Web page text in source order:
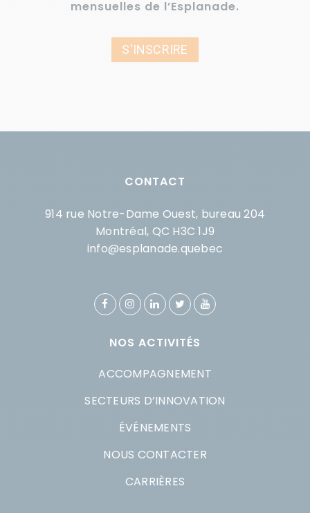
mensuelles de l’Esplanade.
S'INSCRIRE
CONTACT
914 rue Notre-Dame Ouest, bureau 204
Montréal, QC H3C 1J9
info@esplanade.quebec
NOS ACTIVITÉS
ACCOMPAGNEMENT
SECTEURS D’INNOVATION
ÉVÉNEMENTS
NOUS CONTACTER
CARRIÈRES